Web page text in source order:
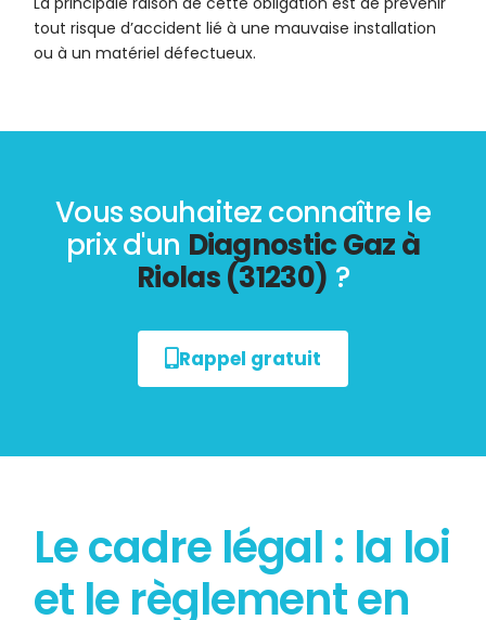
tout risque d’accident lié à une mauvaise installation
ou à un matériel défectueux.
Vous souhaitez connaître le
prix d'un Diagnostic Gaz à
Riolas (31230) ?
Rappel gratuit
Le cadre légal : la loi
et le règlement en